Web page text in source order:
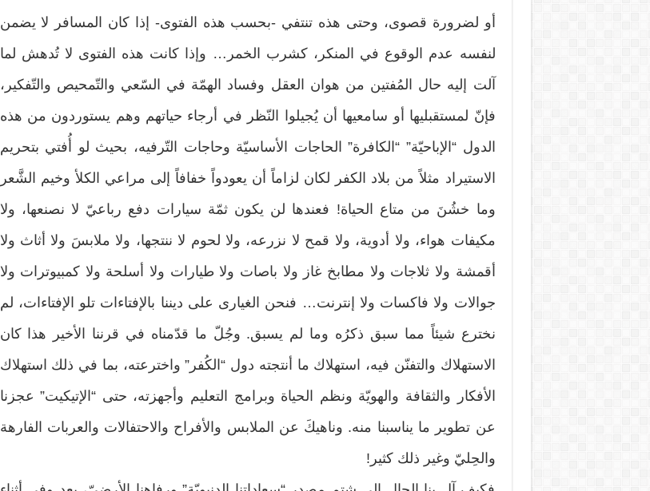
أو لضرورة قصوى، وحتى هذه تنتفي -بحسب هذه الفتوى- إذا كان المسافر لا يضمن
لنفسه عدم الوقوع في المنكر، كشرب الخمر… وإذا كانت هذه الفتوى لا تُدهش لما
آلت إليه حال المُفتين من هوان العقل وفساد الهمّة في السّعي والتّمحيص والتّفكير،
فإنّ لمستقبليها أو سامعيها أن يُجيلوا النّظر في أرجاء حياتهم وهم يستوردون من هذه
الدول “الإباحيّة” “الكافرة” الحاجات الأساسيّة وحاجات التّرفيه، بحيث لو أُفتي بتحريم
الاستيراد مثلاً من بلاد الكفر لكان لزاماً أن يعودواً خفافاً إلى مراعي الكلأ وخيم الشَّعر
وما خشُنَ من متاع الحياة! فعندها لن يكون ثمّة سيارات دفع رباعيّ لا نصنعها، ولا
مكيفات هواء، ولا أدوية، ولا قمح لا نزرعه، ولا لحوم لا ننتجها، ولا ملابسَ ولا أثاث ولا
أقمشة ولا ثلاجات ولا مطابخ غاز ولا باصات ولا طيارات ولا أسلحة ولا كمبيوترات ولا
جوالات ولا فاكسات ولا إنترنت… فنحن الغيارى على ديننا بالإفتاءات تلو الإفتاءات، لم
نخترع شيئاً مما سبق ذكرُه وما لم يسبق. وجُلّ ما قدّمناه في قرننا الأخير هذا كان
الاستهلاك والتفنّن فيه، استهلاك ما أنتجته دول “الكُفر” واخترعته، بما في ذلك استهلاك
الأفكار والثقافة والهويّة ونظم الحياة وبرامج التعليم وأجهزته، حتى “الإتيكيت” عجزنا
عن تطوير ما يناسبنا منه. وناهيكَ عن الملابس والأفراح والاحتفالات والعربات الفارهة
والحِليّ وغير ذلك كثير!